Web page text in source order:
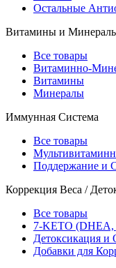
Остальные
Витамины и
Все товары
Витаминно-
Витамины
Минералы
Иммунная Система
Все товары
Поддержание и
Коррекция Веса /
Все товары
7-KETO
Детоксикация
Добавки для